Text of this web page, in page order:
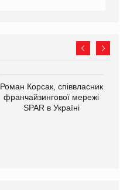
Роман Корсак, співвласник
франчайзингової мережі
SPAR в Україні